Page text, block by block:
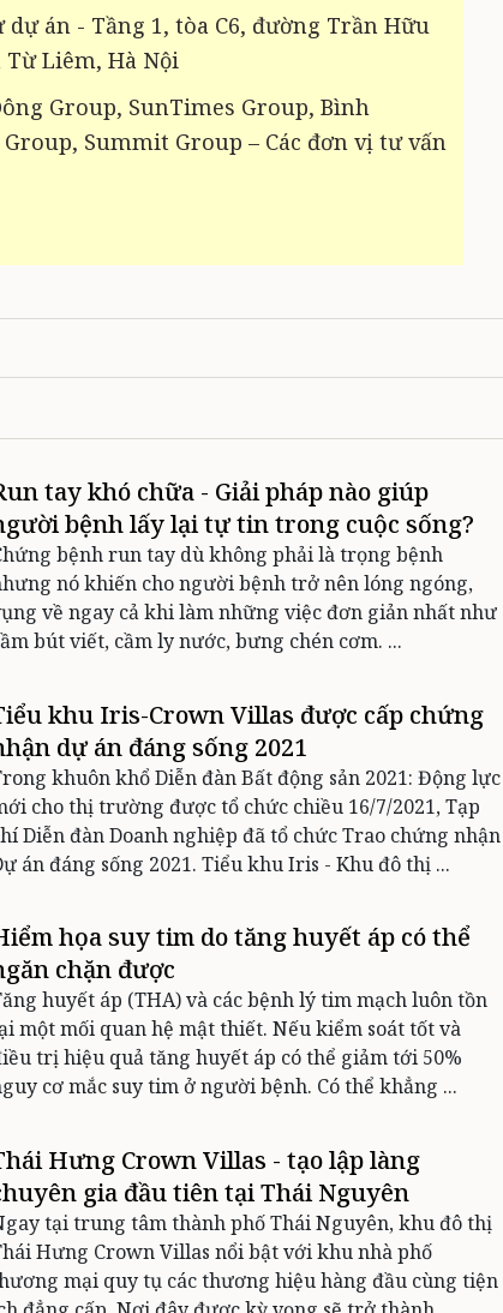
án - Tầng 1, tòa C6, đường Trần Hữu
Liêm, Hà Nội
Group, SunTimes Group, Bình
Summit Group – Các đơn vị tư vấn
tay khó chữa - Giải pháp nào giúp
bệnh lấy lại tự tin trong cuộc sống?
bệnh run tay dù không phải là trọng bệnh
nó khiến cho người bệnh trở nên lóng ngóng,
về ngay cả khi làm những việc đơn giản nhất như
bút viết, cầm ly nước, bưng chén cơm. ...
khu Iris-Crown Villas được cấp chứng
dự án đáng sống 2021
khuôn khổ Diễn đàn Bất động sản 2021: Động lực
cho thị trường được tổ chức chiều 16/7/2021, Tạp
Diễn đàn Doanh nghiệp đã tổ chức Trao chứng nhận
án đáng sống 2021. Tiểu khu Iris - Khu đô thị ...
họa suy tim do tăng huyết áp có thể
chặn được
huyết áp (THA) và các bệnh lý tim mạch luôn tồn
một mối quan hệ mật thiết. Nếu kiểm soát tốt và
trị hiệu quả tăng huyết áp có thể giảm tới 50%
cơ mắc suy tim ở người bệnh. Có thể khẳng ...
Hưng Crown Villas - tạo lập làng
gia đầu tiên tại Thái Nguyên
tại trung tâm thành phố Thái Nguyên, khu đô thị
Hưng Crown Villas nổi bật với khu nhà phố
mại quy tụ các thương hiệu hàng đầu cùng tiện